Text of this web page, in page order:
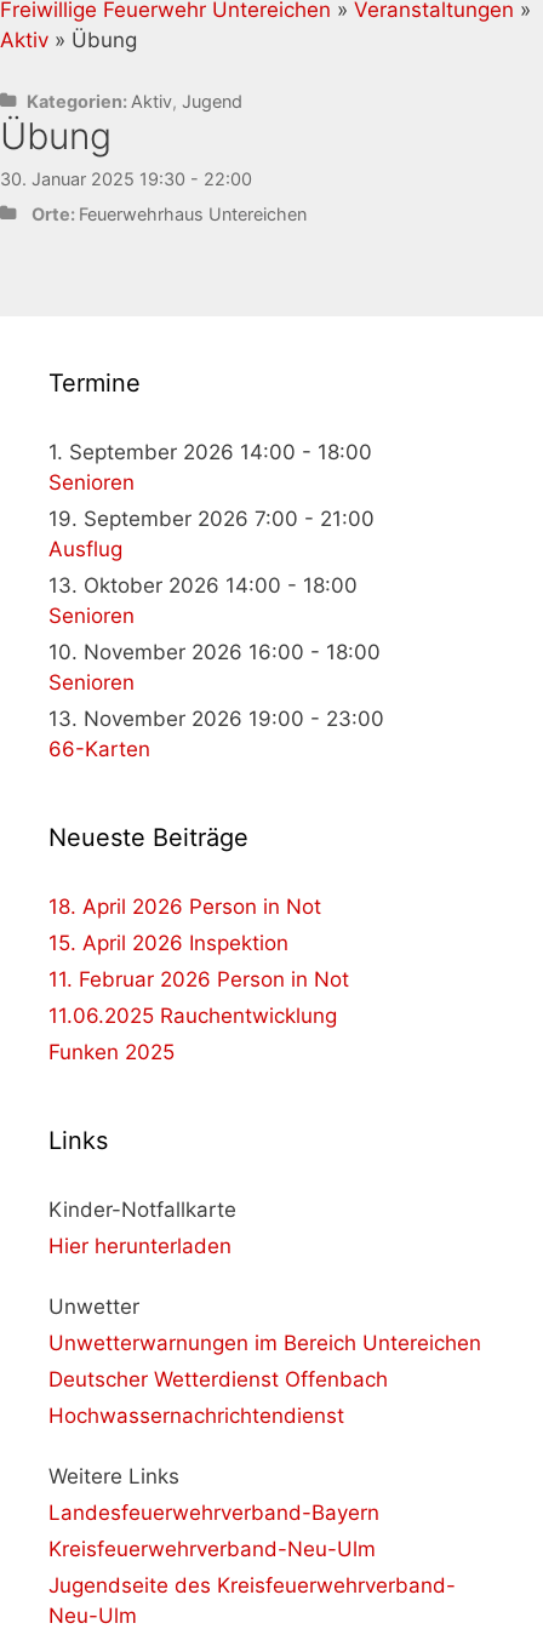
Freiwillige Feuerwehr Untereichen » Veranstaltungen »
Aktiv » Übung
Kategorien: Aktiv, Jugend
Übung
30. Januar 2025 19:30 - 22:00
Orte: Feuerwehrhaus Untereichen
Termine
1. September 2026 14:00 - 18:00
Senioren
19. September 2026 7:00 - 21:00
Ausflug
13. Oktober 2026 14:00 - 18:00
Senioren
10. November 2026 16:00 - 18:00
Senioren
13. November 2026 19:00 - 23:00
66-Karten
Neueste Beiträge
18. April 2026 Person in Not
15. April 2026 Inspektion
11. Februar 2026 Person in Not
11.06.2025 Rauchentwicklung
Funken 2025
Links
Kinder-Notfallkarte
Hier herunterladen
Unwetter
Unwetterwarnungen im Bereich Untereichen
Deutscher Wetterdienst Offenbach
Hochwassernachrichtendienst
Weitere Links
Landesfeuerwehrverband-Bayern
Kreisfeuerwehrverband-Neu-Ulm
Jugendseite des Kreisfeuerwehrverband-
Neu-Ulm